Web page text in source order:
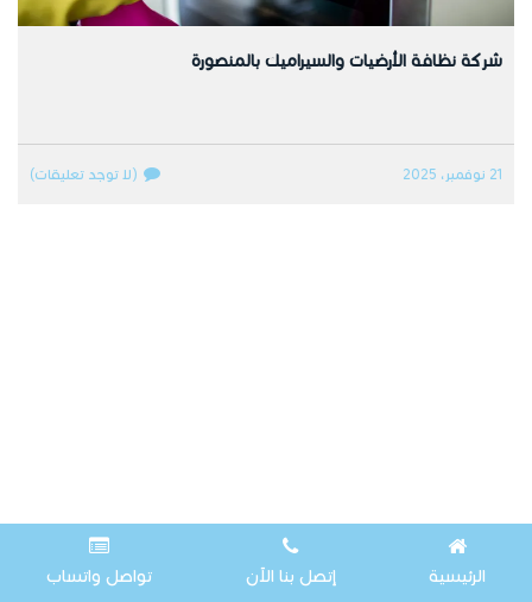
شركة نظافة الأرضيات والسيراميك بالمنصورة
21 نوفمبر، 2025 (لا توجد تعليقات)
الرئيسية إتصل بنا الآن تواصل واتساب